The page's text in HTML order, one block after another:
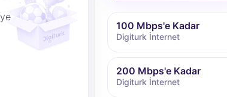
100 Mbps'e Kadar
Digiturk İnternet
200 Mbps'e Kadar
Digiturk İnternet